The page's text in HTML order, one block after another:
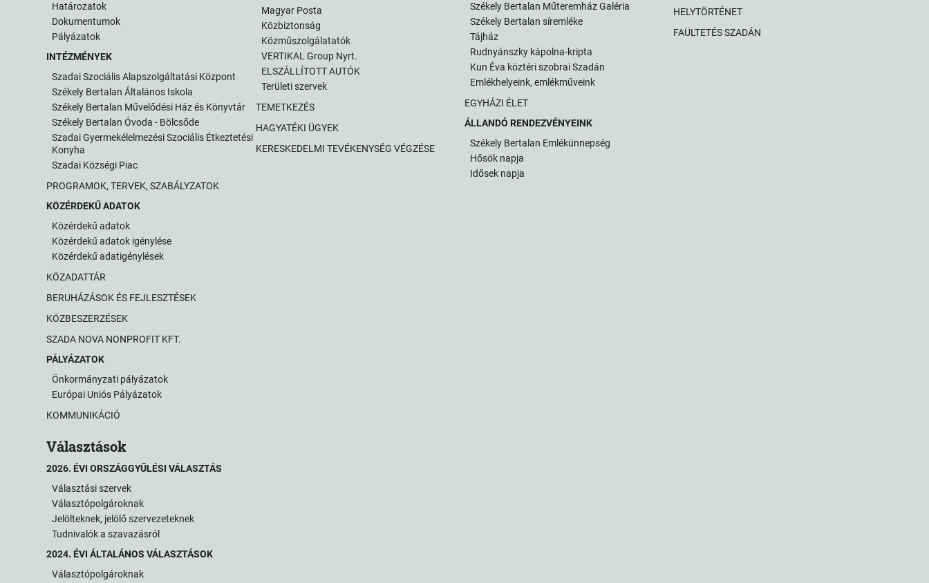
Határozatok
Dokumentumok
Pályázatok
INTÉZMÉNYEK
Szadai Szociális Alapszolgáltatási Központ
Székely Bertalan Általános Iskola
Székely Bertalan Művelődési Ház és Könyvtár
Székely Bertalan Óvoda - Bölcsőde
Szadai Gyermekélelmezési Szociális Étkeztetési
Konyha
Szadai Községi Piac
PROGRAMOK, TERVEK, SZABÁLYZATOK
KÖZÉRDEKŰ ADATOK
Közérdekű adatok
Közérdekű adatok igénylése
Közérdekű adatigénylések
KÖZADATTÁR
BERUHÁZÁSOK ÉS FEJLESZTÉSEK
KÖZBESZERZÉSEK
SZADA NOVA NONPROFIT KFT.
PÁLYÁZATOK
Önkormányzati pályázatok
Európai Uniós Pályázatok
KOMMUNIKÁCIÓ
Magyar Posta
Közbiztonság
Közműszolgálatatók
VERTIKAL Group Nyrt.
ELSZÁLLÍTOTT AUTÓK
Területi szervek
TEMETKEZÉS
HAGYATÉKI ÜGYEK
KERESKEDELMI TEVÉKENYSÉG VÉGZÉSE
Székely Bertalan Műteremház Galéria
Székely Bertalan síremléke
Tájház
Rudnyánszky kápolna-kripta
Kun Éva köztéri szobrai Szadán
Emlékhelyeink, emlékműveink
EGYHÁZI ÉLET
ÁLLANDÓ RENDEZVÉNYEINK
Székely Bertalan Emlékünnepség
Hősök napja
Idősek napja
HELYTÖRTÉNET
FAÜLTETÉS SZADÁN
Választások
2026. ÉVI ORSZÁGGYŰLÉSI VÁLASZTÁS
Választási szervek
Választópolgároknak
Jelölteknek, jelölő szervezeteknek
Tudnivalók a szavazásról
2024. ÉVI ÁLTALÁNOS VÁLASZTÁSOK
Választópolgároknak